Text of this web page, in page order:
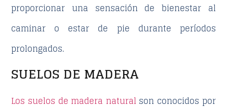
proporcionar una sensación de bienestar al
caminar o estar de pie durante períodos
prolongados.
SUELOS DE MADERA
Los suelos de madera natural son conocidos por